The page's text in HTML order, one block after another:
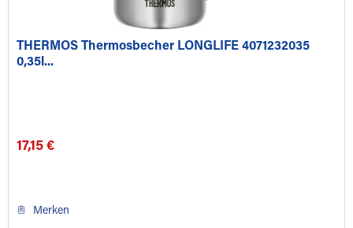
THERMOS Thermosbecher LONGLIFE 4071232035
0,35l...
17,15 €
Merken